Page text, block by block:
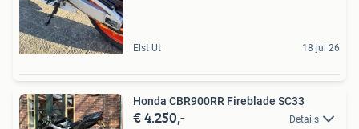
Elst Ut 18 jul 26
Honda CBR900RR Fireblade SC33
€ 4.250,- Details